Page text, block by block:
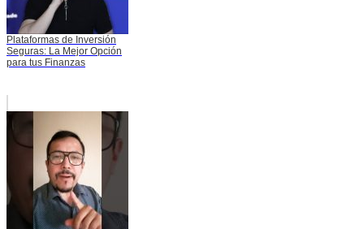
Plataformas de Inversión
Seguras: La Mejor Opción
para tus Finanzas